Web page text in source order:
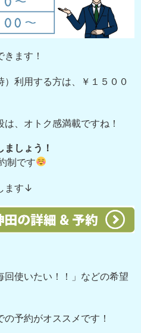
ます！
利用する方は、￥１５００
、オトク感満載ですね！
しょう！
制です
ます↓
回使いたい！！」などの希望
の予約がオススメです！